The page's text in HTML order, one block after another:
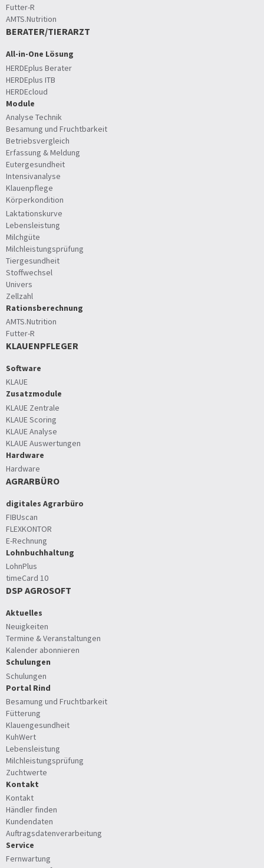
Futter-R
AMTS.Nutrition
BERATER/TIERARZT
All-in-One Lösung
HERDEplus Berater
HERDEplus ITB
HERDEcloud
Module
Analyse Technik
Besamung und Fruchtbarkeit
Betriebsvergleich
Erfassung & Meldung
Eutergesundheit
Intensivanalyse
Klauenpflege
Körperkondition
Laktationskurve
Lebensleistung
Milchgüte
Milchleistungsprüfung
Tiergesundheit
Stoffwechsel
Univers
Zellzahl
Rationsberechnung
AMTS.Nutrition
Futter-R
KLAUENPFLEGER
Software
KLAUE
Zusatzmodule
KLAUE Zentrale
KLAUE Scoring
KLAUE Analyse
KLAUE Auswertungen
Hardware
Hardware
AGRARBÜRO
digitales Agrarbüro
FIBUscan
FLEXKONTOR
E-Rechnung
Lohnbuchhaltung
LohnPlus
timeCard 10
DSP AGROSOFT
Aktuelles
Neuigkeiten
Termine & Veranstaltungen
Kalender abonnieren
Schulungen
Schulungen
Portal Rind
Besamung und Fruchtbarkeit
Fütterung
Klauengesundheit
KuhWert
Lebensleistung
Milchleistungsprüfung
Zuchtwerte
Kontakt
Kontakt
Händler finden
Kundendaten
Auftragsdatenverarbeitung
Service
Fernwartung